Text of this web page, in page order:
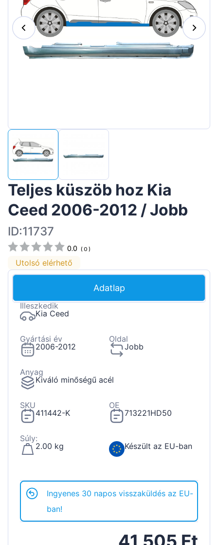
Suomen
Lietuvių
Português
Teljes küszöb hoz Kia
Ceed 2006-2012 / Jobb
ID:11737
0.0 (0 )
Utolsó elérhető
Adatlap
Illeszkedik
Kia Ceed
Gyártási év
2006-2012
Oldal
Jobb
Anyag
Kiváló minőségű acél
SKU
411442-K
OE
713221HD50
Súly:
2.00 kg
Készült az EU-ban
Ingyenes 30 napos visszaküldés az EU-
ban!